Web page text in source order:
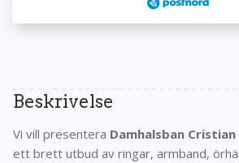
Beskrivelse
Vi vill presentera Damhalsban Cristian
ett brett utbud av ringar, armband,